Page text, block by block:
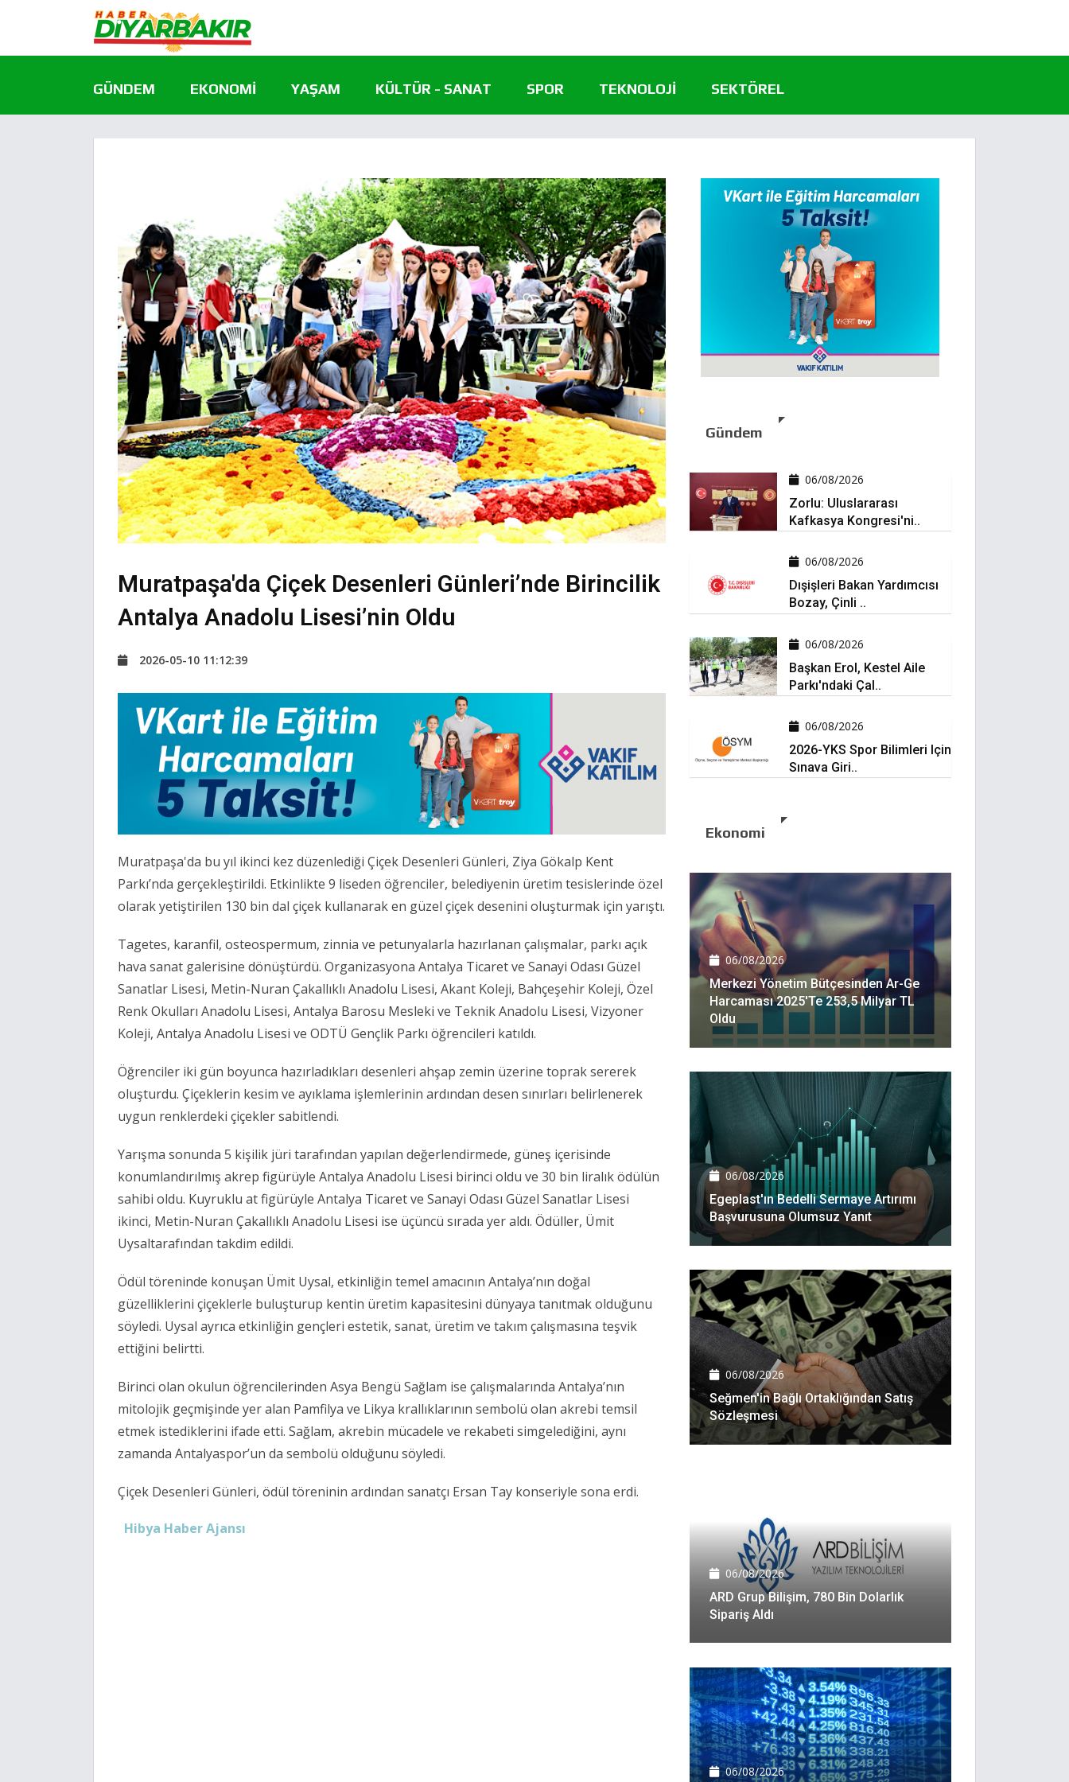
GÜNDEM EKONOMI YAŞAM KÜLTÜR - SANAT SPOR TEKNOLOJI SEKTÖREL
Muratpaşa'da Çiçek Desenleri Günleri’nde Birincilik
Antalya Anadolu Lisesi’nin Oldu
2026-05-10 11:12:39
Muratpaşa'da bu yıl ikinci kez düzenlediği Çiçek Desenleri Günleri, Ziya Gökalp Kent
Parkı’nda gerçekleştirildi. Etkinlikte 9 liseden öğrenciler, belediyenin üretim tesislerinde özel
olarak yetiştirilen 130 bin dal çiçek kullanarak en güzel çiçek desenini oluşturmak için yarıştı.
Tagetes, karanfil, osteospermum, zinnia ve petunyalarla hazırlanan çalışmalar, parkı açık
hava sanat galerisine dönüştürdü. Organizasyona Antalya Ticaret ve Sanayi Odası Güzel
Sanatlar Lisesi, Metin-Nuran Çakallıklı Anadolu Lisesi, Akant Koleji, Bahçeşehir Koleji, Özel
Renk Okulları Anadolu Lisesi, Antalya Barosu Mesleki ve Teknik Anadolu Lisesi, Vizyoner
Koleji, Antalya Anadolu Lisesi ve ODTÜ Gençlik Parkı öğrencileri katıldı.
Öğrenciler iki gün boyunca hazırladıkları desenleri ahşap zemin üzerine toprak sererek
oluşturdu. Çiçeklerin kesim ve ayıklama işlemlerinin ardından desen sınırları belirlenerek
uygun renklerdeki çiçekler sabitlendi.
Yarışma sonunda 5 kişilik jüri tarafından yapılan değerlendirmede, güneş içerisinde
konumlandırılmış akrep figürüyle Antalya Anadolu Lisesi birinci oldu ve 30 bin liralık ödülün
sahibi oldu. Kuyruklu at figürüyle Antalya Ticaret ve Sanayi Odası Güzel Sanatlar Lisesi
ikinci, Metin-Nuran Çakallıklı Anadolu Lisesi ise üçüncü sırada yer aldı. Ödüller, Ümit
Uysaltarafından takdim edildi.
Ödül töreninde konuşan Ümit Uysal, etkinliğin temel amacının Antalya’nın doğal
güzelliklerini çiçeklerle buluşturup kentin üretim kapasitesini dünyaya tanıtmak olduğunu
söyledi. Uysal ayrıca etkinliğin gençleri estetik, sanat, üretim ve takım çalışmasına teşvik
ettiğini belirtti.
Birinci olan okulun öğrencilerinden Asya Bengü Sağlam ise çalışmalarında Antalya’nın
mitolojik geçmişinde yer alan Pamfilya ve Likya krallıklarının sembolü olan akrebi temsil
etmek istediklerini ifade etti. Sağlam, akrebin mücadele ve rekabeti simgelediğini, aynı
zamanda Antalyaspor’un da sembolü olduğunu söyledi.
Çiçek Desenleri Günleri, ödül töreninin ardından sanatçı Ersan Tay konseriyle sona erdi.
Hibya Haber Ajansı
Gündem
06/08/2026
Zorlu: Uluslararası
Kafkasya Kongresi'ni..
06/08/2026
Dışişleri Bakan Yardımcısı
Bozay, Çinli ..
06/08/2026
Başkan Erol, Kestel Aile
Parkı'ndaki Çal..
06/08/2026
2026-YKS Spor Bilimleri Için
Sınava Giri..
Ekonomi
06/08/2026
Merkezi Yönetim Bütçesinden Ar-Ge
Harcaması 2025'te 253,5 Milyar TL
Oldu
06/08/2026
Egeplast'ın Bedelli Sermaye Artırımı
Başvurusuna Olumsuz Yanıt
06/08/2026
Seğmen'in Bağlı Ortaklığından Satış
Sözleşmesi
06/08/2026
ARD Grup Bilişim, 780 Bin Dolarlık
Sipariş Aldı
06/08/2026